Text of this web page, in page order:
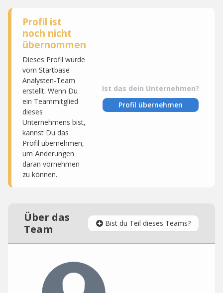
Profil ist
noch nicht
übernommen
Dieses Profil wurde
vom Startbase
Analysten-Team
erstellt. Wenn Du
ein Teammitglied
dieses
Unternehmens bist,
kannst Du das
Profil übernehmen,
um Änderungen
daran vornehmen
zu können.
Ist das dein Unternehmen?
Profil übernehmen
Über das
Team
Bist du Teil dieses Teams?